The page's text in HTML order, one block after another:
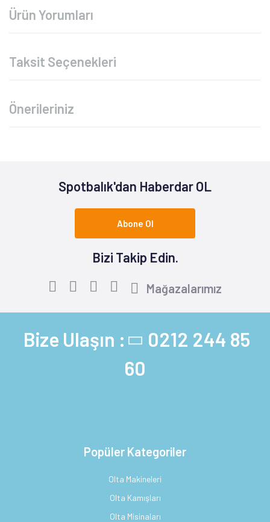
Ürün Yorumları
Taksit Seçenekleri
Önerileriniz
Spotbalık'dan Haberdar OL
Abone Ol
Bizi Takip Edin.
Mağazalarımız
Bize Ulaşın : 0212 244 85
60
Popüler Kategoriler
Olta Makineleri
Olta Kamışları
Olta Misinaları